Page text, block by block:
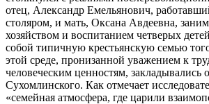
отец, Александр Емельянович,
столяром, и мать, Оксана Авдеевна,
хозяйством и воспитанием четверых
собой типичную крестьянскую семью
этой среде, пронизанной уважением к
человеческим ценностям, закладывались
Сухомлинского. Как отмечает
«семейная атмосфера, где царили